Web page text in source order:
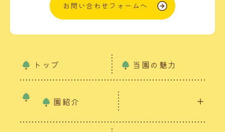
お問い合わせフォームへ
トップ 当園の魅力
園紹介